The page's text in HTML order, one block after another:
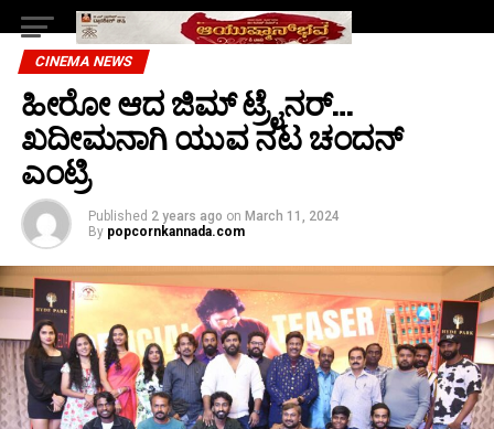
CINEMA NEWS
ಹೀರೋ ಆದ ಜಿಮ್ ಟ್ರೈನರ್…
ಖದೀಮನಾಗಿ ಯುವ ನಟ ಚಂದನ್
ಎಂಟ್ರಿ
Published 2 years ago on March 11, 2024
By popcornkannada.com